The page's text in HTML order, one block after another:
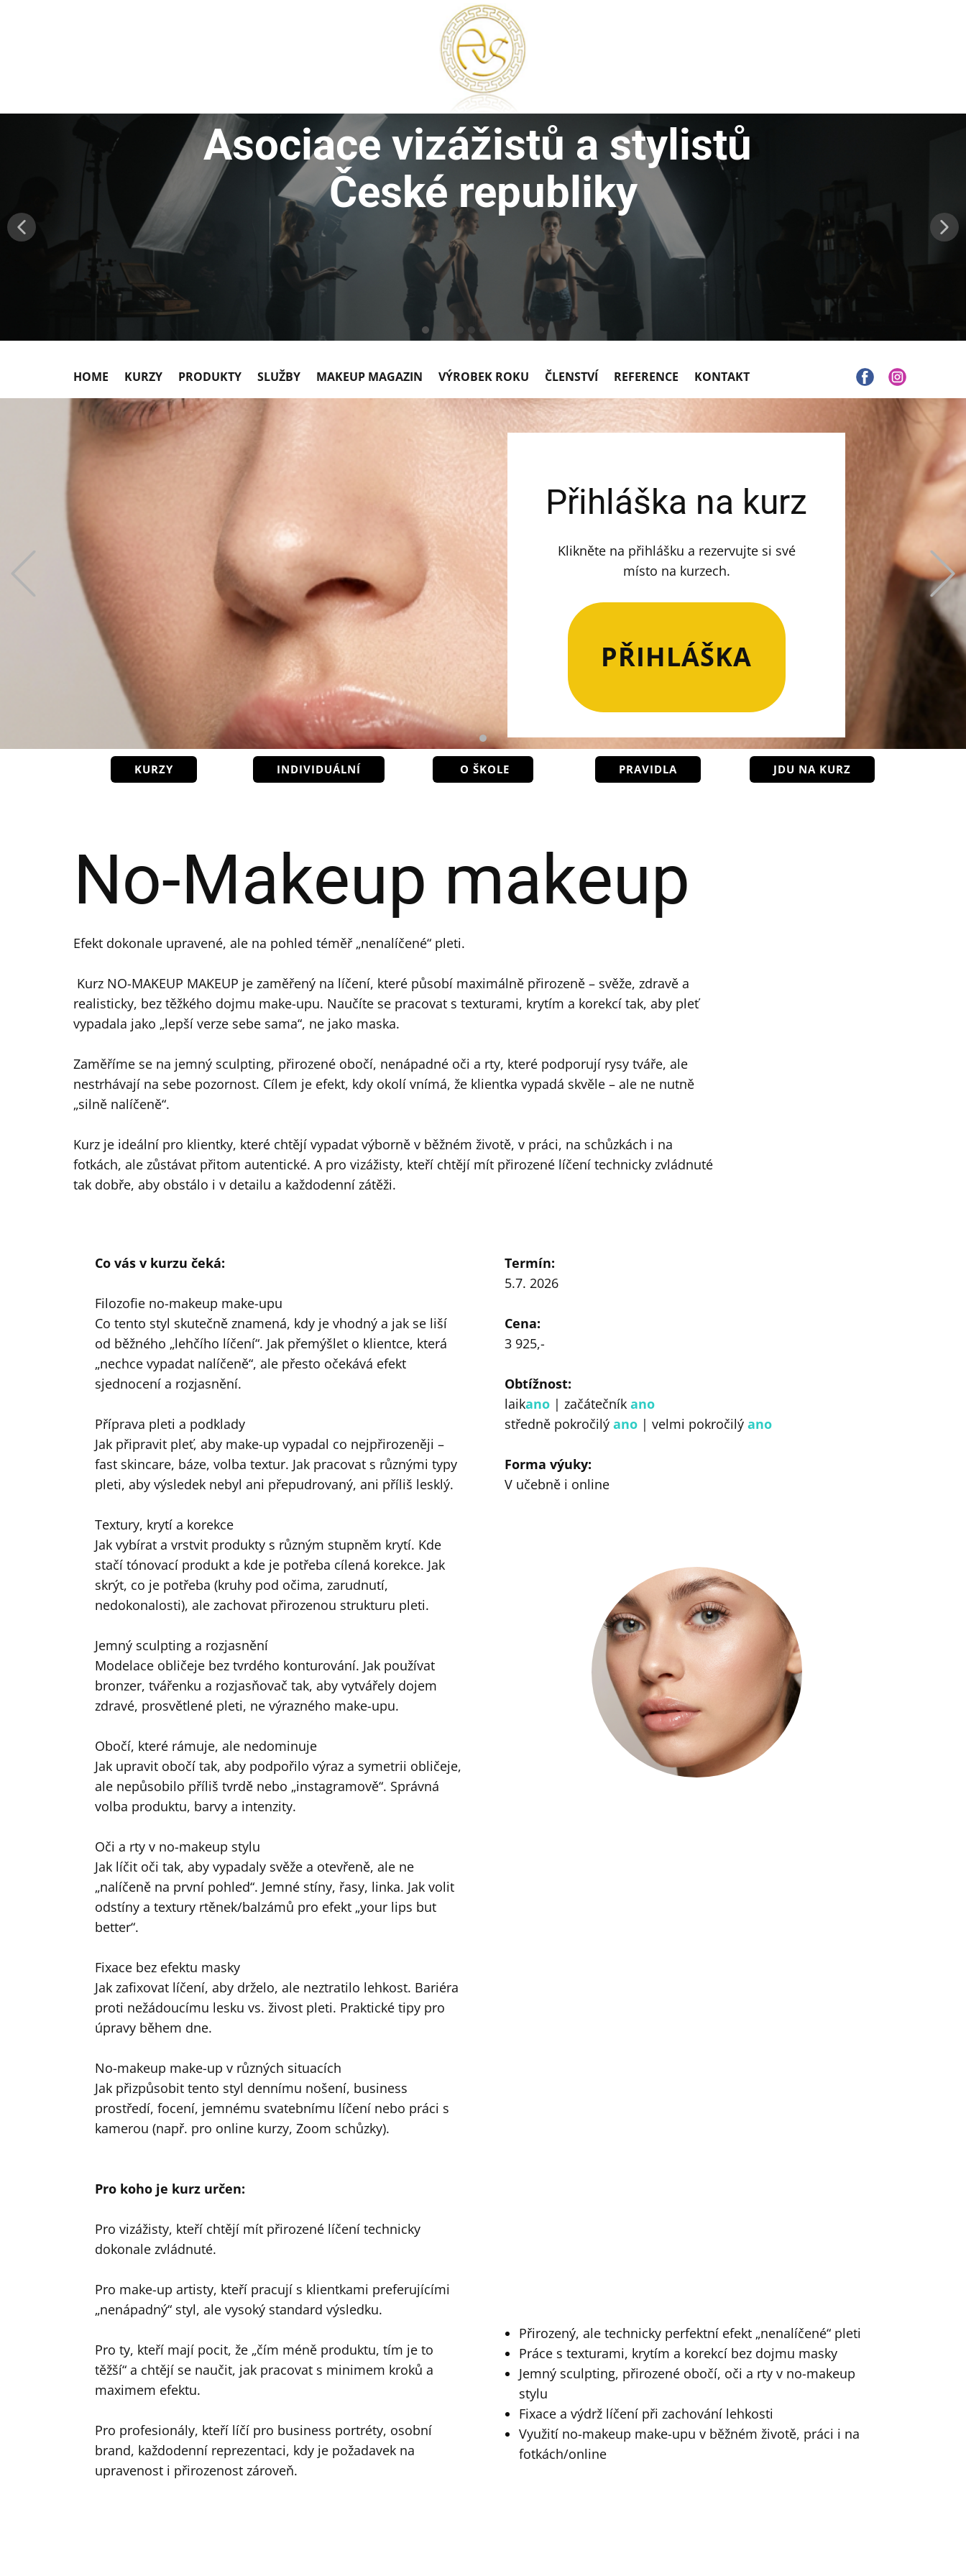
Asociace vizážistů a stylistů
České republiky
HOME KURZY PRODUKTY SLUŽBY MAKEUP MAGAZIN VÝROBEK ROKU ČLENSTVÍ REFERENCE KONTAKT
Přihláška na kurz
Klikněte na přihlášku a rezervujte si své
místo na kurzech.
PŘIHLÁŠKA
Previous
KURZY INDIVIDUÁLNÍ O ŠKOLE PRAVIDLA JDU NA KURZ
No-Makeup makeup
Efekt dokonale upravené, ale na pohled téměř „nenalíčené“ pleti.
Kurz NO-MAKEUP MAKEUP je zaměřený na líčení, které působí maximálně přirozeně – svěže, zdravě a
realisticky, bez těžkého dojmu make-upu. Naučíte se pracovat s texturami, krytím a korekcí tak, aby pleť
vypadala jako „lepší verze sebe sama“, ne jako maska.
Zaměříme se na jemný sculpting, přirozené obočí, nenápadné oči a rty, které podporují rysy tváře, ale
nestrhávají na sebe pozornost. Cílem je efekt, kdy okolí vnímá, že klientka vypadá skvěle – ale ne nutně
„silně nalíčeně“.
Kurz je ideální pro klientky, které chtějí vypadat výborně v běžném životě, v práci, na schůzkách i na
fotkách, ale zůstávat přitom autentické. A pro vizážisty, kteří chtějí mít přirozené líčení technicky zvládnuté
tak dobře, aby obstálo i v detailu a každodenní zátěži.
Co vás v kurzu čeká:
Filozofie no-makeup make-upu
Co tento styl skutečně znamená, kdy je vhodný a jak se liší
od běžného „lehčího líčení“. Jak přemýšlet o klientce, která
„nechce vypadat nalíčeně“, ale přesto očekává efekt
sjednocení a rozjasnění.
Příprava pleti a podklady
Jak připravit pleť, aby make-up vypadal co nejpřirozeněji –
fast skincare, báze, volba textur. Jak pracovat s různými typy
pleti, aby výsledek nebyl ani přepudrovaný, ani příliš lesklý.
Textury, krytí a korekce
Jak vybírat a vrstvit produkty s různým stupněm krytí. Kde
stačí tónovací produkt a kde je potřeba cílená korekce. Jak
skrýt, co je potřeba (kruhy pod očima, zarudnutí,
nedokonalosti), ale zachovat přirozenou strukturu pleti.
Jemný sculpting a rozjasnění
Modelace obličeje bez tvrdého konturování. Jak používat
bronzer, tvářenku a rozjasňovač tak, aby vytvářely dojem
zdravé, prosvětlené pleti, ne výrazného make-upu.
Obočí, které rámuje, ale nedominuje
Jak upravit obočí tak, aby podpořilo výraz a symetrii obličeje,
ale nepůsobilo příliš tvrdě nebo „instagramově“. Správná
volba produktu, barvy a intenzity.
Oči a rty v no-makeup stylu
Jak líčit oči tak, aby vypadaly svěže a otevřeně, ale ne
„nalíčeně na první pohled“. Jemné stíny, řasy, linka. Jak volit
odstíny a textury rtěnek/balzámů pro efekt „your lips but
better“.
Fixace bez efektu masky
Jak zafixovat líčení, aby drželo, ale neztratilo lehkost. Bariéra
proti nežádoucímu lesku vs. živost pleti. Praktické tipy pro
úpravy během dne.
No-makeup make-up v různých situacích
Jak přizpůsobit tento styl dennímu nošení, business
prostředí, focení, jemnému svatebnímu líčení nebo práci s
kamerou (např. pro online kurzy, Zoom schůzky).
Pro koho je kurz určen:
Pro vizážisty, kteří chtějí mít přirozené líčení technicky
dokonale zvládnuté.
Pro make-up artisty, kteří pracují s klientkami preferujícími
„nenápadný“ styl, ale vysoký standard výsledku.
Pro ty, kteří mají pocit, že „čím méně produktu, tím je to
těžší“ a chtějí se naučit, jak pracovat s minimem kroků a
maximem efektu.
Pro profesionály, kteří líčí pro business portréty, osobní
brand, každodenní reprezentaci, kdy je požadavek na
upravenost i přirozenost zároveň.
Termín:
5.7. 2026
Cena:
3 925,-
Obtížnost:
laikano | začátečník ano
středně pokročilý ano | velmi pokročilý ano
Forma výuky:
V učebně i online
Přirozený, ale technicky perfektní efekt „nenalíčené“ pleti
Práce s texturami, krytím a korekcí bez dojmu masky
Jemný sculpting, přirozené obočí, oči a rty v no-makeup
stylu
Fixace a výdrž líčení při zachování lehkosti
Využití no-makeup make-upu v běžném životě, práci i na
fotkách/online